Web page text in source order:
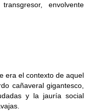
envolvente
era el contexto de aquel
cañaveral gigantesco,
y la jauría social